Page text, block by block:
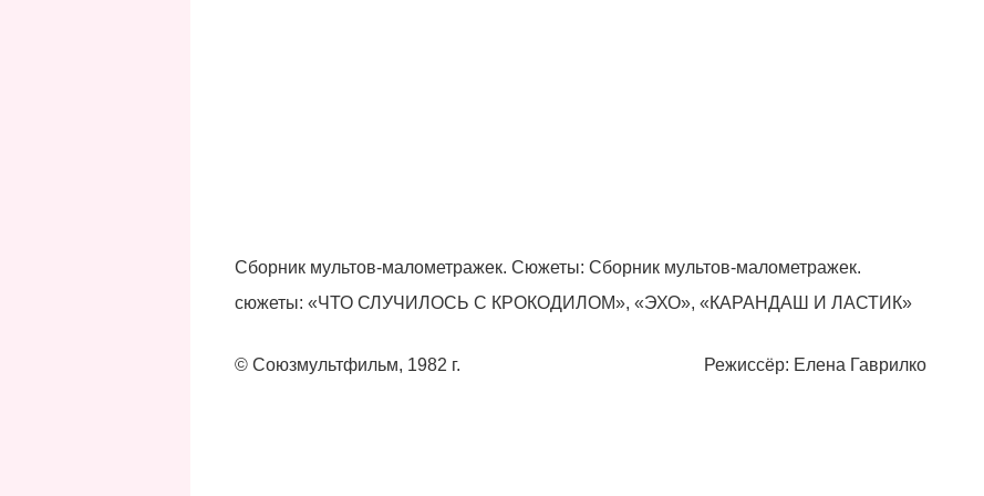
Сборник мультов-малометражек. Сюжеты: Сборник мультов-малометражек.
сюжеты: «ЧТО СЛУЧИЛОСЬ С КРОКОДИЛОМ», «ЭХО», «КАРАНДАШ И ЛАСТИК»
© Союзмультфильм, 1982 г. Режиссёр: Елена Гаврилко